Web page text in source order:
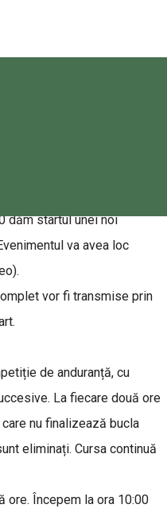
dăm startul unei noi
va avea loc
vor fi transmise prin
de anduranță, cu
La fiecare două ore
nu finalizează bucla
eliminați. Cursa continuă
ore. Începem la ora 10:00